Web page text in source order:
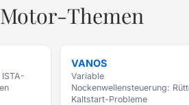
Themen
VANOS
Variable
Nockenwellensteuerung:
Kaltstart-Probleme